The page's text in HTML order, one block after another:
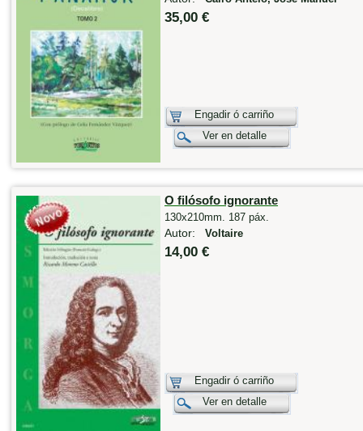
35,00 €
Engadir ó carriño
Ver en detalle
O filósofo ignorante
130x210mm. 187 páx.
Autor: Voltaire
14,00 €
Engadir ó carriño
Ver en detalle